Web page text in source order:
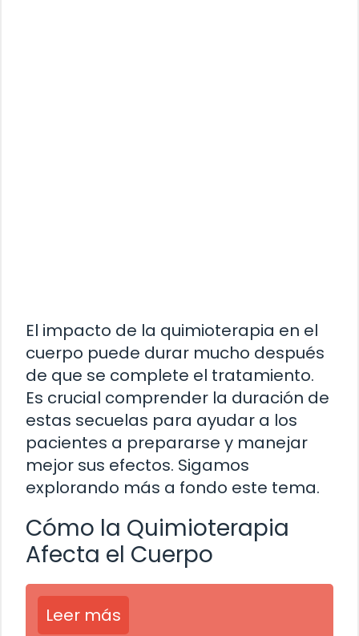
El impacto de la quimioterapia en el
cuerpo puede durar mucho después
de que se complete el tratamiento.
Es crucial comprender la duración de
estas secuelas para ayudar a los
pacientes a prepararse y manejar
mejor sus efectos. Sigamos
explorando más a fondo este tema.
Cómo la Quimioterapia
Afecta el Cuerpo
Leer más